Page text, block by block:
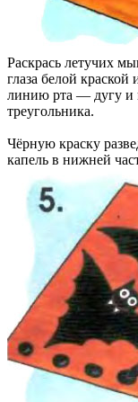
Раскрась летучих
глаза белой
линию рта — дугу и
треугольника.
Чёрную краску
капель в нижней